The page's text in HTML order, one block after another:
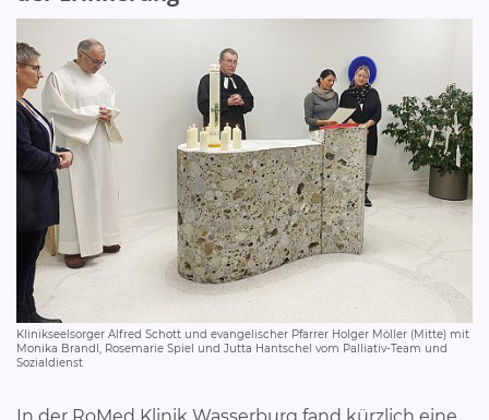
Klinikseelsorger Alfred Schott und evangelischer Pfarrer Holger Möller (Mitte) mit
Monika Brandl, Rosemarie Spiel und Jutta Hantschel vom Palliativ-Team und
Sozialdienst